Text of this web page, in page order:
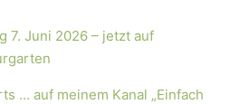
7. Juni 2026 – jetzt auf
… auf meinem Kanal „Einfach